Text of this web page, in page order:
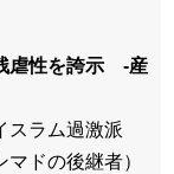
虐性を誇示 -産
スラム過激派
ドの後継者）